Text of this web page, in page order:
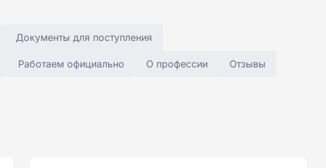
Документы для поступления
Работаем официально О профессии Отзывы